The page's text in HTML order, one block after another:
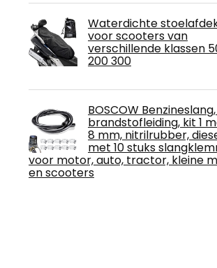
Waterdichte
voor scooters van
verschillende klassen
200 300
BOSCOW
brandstofleiding, kit 1
8 mm, nitrilrubber,
met 10 stuks
voor motor, auto, tractor, kleine
en scooters